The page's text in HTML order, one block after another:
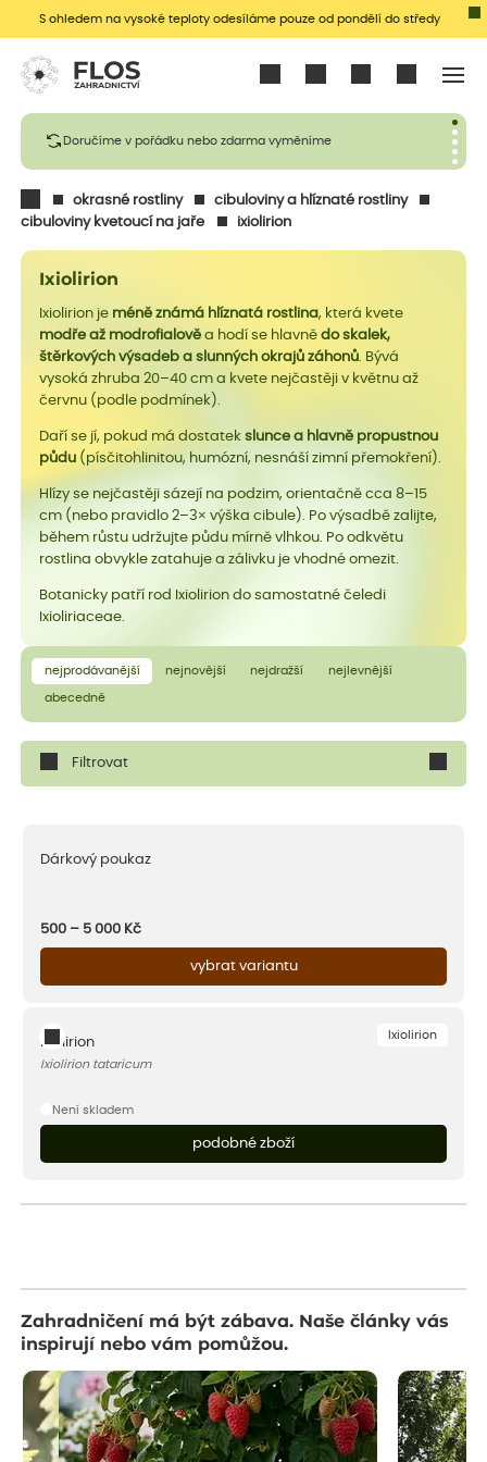
S ohledem na vysoké teploty odesíláme pouze od pondělí do středy
Doručíme v pořádku nebo zdarma vyměníme
okrasné rostliny
cibuloviny a hlíznaté rostliny
cibuloviny kvetoucí na jaře
ixiolirion
Ixiolirion
Ixiolirion je méně známá hlíznatá rostlina, která kvete
modře až modrofialověa hodí se hlavně do skalek,
štěrkových výsadeb a slunných okrajů záhonů. Bývá
vysoká zhruba 20–40 cm a kvete nejčastěji v květnu až
červnu (podle podmínek).
Daří se jí, pokud má dostatek slunce a hlavně propustnou
půdu(písčitohlinitou, humózní, nesnáší zimní přemokření).
Hlízy se nejčastěji sázejí na podzim, orientačně cca 8–15
cm (nebo pravidlo 2–3× výška cibule). Po výsadbě zalijte,
během růstu udržujte půdu mírně vlhkou. Po odkvětu
rostlina obvykle zatahuje a zálivku je vhodné omezit.
Botanicky patří rod Ixiolirion do samostatné čeledi
Ixioliriaceae.
nejprodávanější nejnovější nejdražší nejlevnější
abecedně
Filtrovat
Dárkový poukaz
500 – 5 000 Kč
vybrat variantu
Ixiolirion
Ixiolirion
Ixiolirion tataricum
Není skladem
podobné zboží
Zahradničení má být zábava. Naše články vás
inspirují nebo vám pomůžou.